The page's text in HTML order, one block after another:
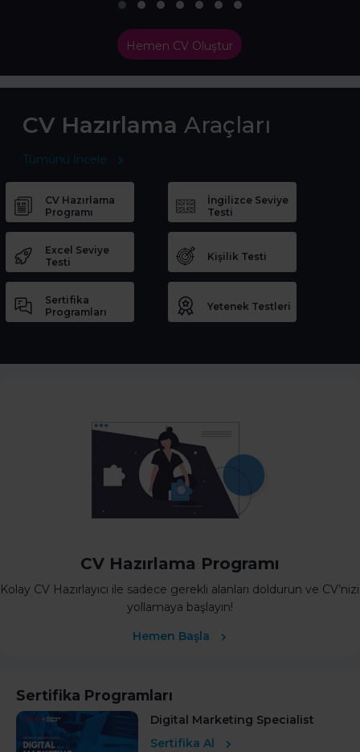
Hemen CV Oluştur
CV Hazırlama Araçları
Tümünü İncele
CV Hazırlama
Programı
İngilizce Seviye
Testi
Excel Seviye
Testi
Kişilik Testi
Sertifika
Programları
Yetenek Testleri
CV Hazırlama Programı
Kolay CV Hazırlayıcı ile sadece gerekli alanları doldurun ve CV’nizi
yollamaya başlayın!
Hemen Başla
Sertifika Programları
Digital Marketing Specialist
Sertifika Al